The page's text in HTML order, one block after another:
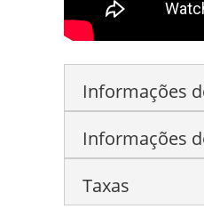
Informações
03 suítes área
Informações
Boliche
Taxas